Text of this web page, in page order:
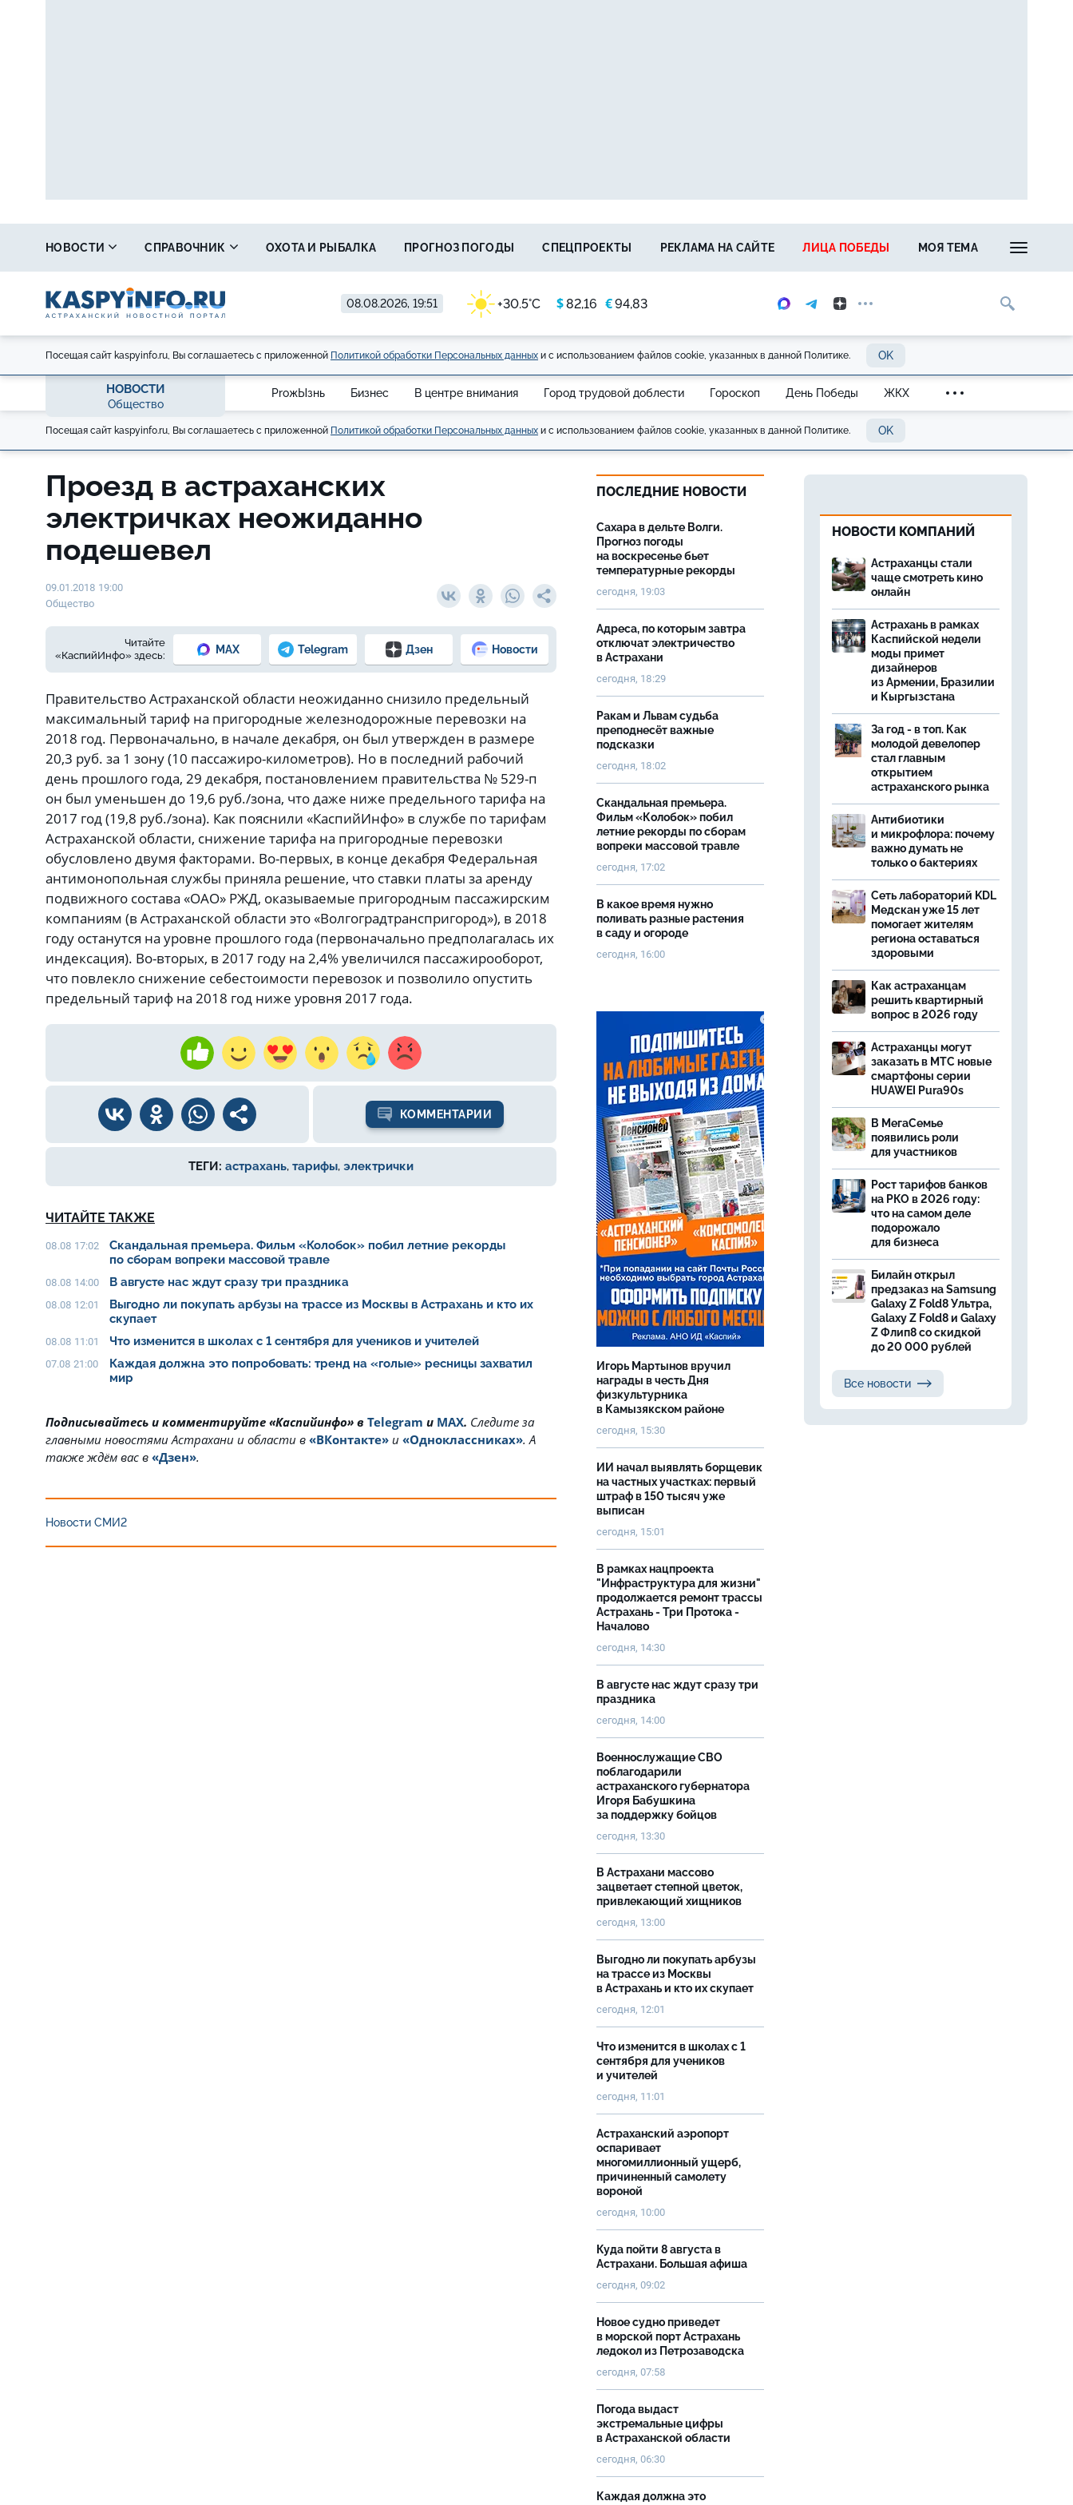
08.08.2026, 19:51 +30.5°C $82,16 €94,83
НОВОСТИ СПРАВОЧНИК ОХОТА И РЫБАЛКА ПРОГНОЗ ПОГОДЫ СПЕЦПРОЕКТЫ РЕКЛАМА НА САЙТЕ ЛИЦА ПОБЕДЫ МОЯ ТЕМА
Посещая сайт kaspyinfo.ru, Вы соглашаетесь с приложенной Политикой обработки Персональных данных и с использованием файлов cookie, указанных в данной Политике. OK
НОВОСТИ
Общество
ProжЫзнь Бизнес В центре внимания Город трудовой доблести Гороскоп День Победы ЖКХ
Посещая сайт kaspyinfo.ru, Вы соглашаетесь с приложенной Политикой обработки Персональных данных и с использованием файлов cookie, указанных в данной Политике. OK
Проезд в астраханских
электричках неожиданно
подешевел
09.01.2018 19:00
Общество
Читайте
«КаспийИнфо» здесь:
MAX Telegram Дзен Новости
Правительство Астраханской области неожиданно снизило предельный
максимальный тариф на пригородные железнодорожные перевозки на
2018 год. Первоначально, в начале декабря, он был утвержден в размере
20,3 руб. за 1 зону (10 пассажиро-километров). Но в последний рабочий
день прошлого года, 29 декабря, постановлением правительства № 529-п
он был уменьшен до 19,6 руб./зона, что даже ниже предельного тарифа на
2017 год (19,8 руб./зона). Как пояснили «КаспийИнфо» в службе по тарифам
Астраханской области, снижение тарифа на пригородные перевозки
обусловлено двумя факторами. Во-первых, в конце декабря Федеральная
антимонопольная службы приняла решение, что ставки платы за аренду
подвижного состава «ОАО» РЖД, оказываемые пригородным пассажирским
компаниям (в Астраханской области это «Волгоградтранспригород»), в 2018
году останутся на уровне прошлого года (первоначально предполагалась их
индексация). Во-вторых, в 2017 году на 2,4% увеличился пассажирооборот,
что повлекло снижение себестоимости перевозок и позволило опустить
предельный тариф на 2018 год ниже уровня 2017 года.
КОММЕНТАРИИ
ТЕГИ: астрахань, тарифы, электрички
ЧИТАЙТЕ ТАКЖЕ
08.08 17:02
Скандальная премьера. Фильм «Колобок» побил летние рекорды
по сборам вопреки массовой травле
08.08 14:00 В августе нас ждут сразу три праздника
08.08 12:01
Выгодно ли покупать арбузы на трассе из Москвы в Астрахань и кто их
скупает
08.08 11:01 Что изменится в школах с 1 сентября для учеников и учителей
07.08 21:00
Каждая должна это попробовать: тренд на «голые» ресницы захватил
мир
Подписывайтесь и комментируйте «Каспийинфо» в Telegram и MAX. Cледите за
главными новостями Астрахани и области в «ВКонтакте» и «Одноклассниках». А
также ждём вас в «Дзен».
Новости СМИ2
ПОСЛЕДНИЕ НОВОСТИ
Сахара в дельте Волги.
Прогноз погоды
на воскресенье бьет
температурные рекорды
сегодня, 19:03
Адреса, по которым завтра
отключат электричество
в Астрахани
сегодня, 18:29
Ракам и Львам судьба
преподнесёт важные
подсказки
сегодня, 18:02
Скандальная премьера.
Фильм «Колобок» побил
летние рекорды по сборам
вопреки массовой травле
сегодня, 17:02
В какое время нужно
поливать разные растения
в саду и огороде
сегодня, 16:00
Игорь Мартынов вручил
награды в честь Дня
физкультурника
в Камызякском районе
сегодня, 15:30
ИИ начал выявлять борщевик
на частных участках: первый
штраф в 150 тысяч уже
выписан
сегодня, 15:01
В рамках нацпроекта
"Инфраструктура для жизни"
продолжается ремонт трассы
Астрахань - Три Протока -
Началово
сегодня, 14:30
В августе нас ждут сразу три
праздника
сегодня, 14:00
Военнослужащие СВО
поблагодарили
астраханского губернатора
Игоря Бабушкина
за поддержку бойцов
сегодня, 13:30
В Астрахани массово
зацветает степной цветок,
привлекающий хищников
сегодня, 13:00
Выгодно ли покупать арбузы
на трассе из Москвы
в Астрахань и кто их скупает
сегодня, 12:01
Что изменится в школах с 1
сентября для учеников
и учителей
сегодня, 11:01
Астраханский аэропорт
оспаривает
многомиллионный ущерб,
причиненный самолету
вороной
сегодня, 10:00
Куда пойти 8 августа в
Астрахани. Большая афиша
сегодня, 09:02
Новое судно приведет
в морской порт Астрахань
ледокол из Петрозаводска
сегодня, 07:58
Погода выдаст
экстремальные цифры
в Астраханской области
сегодня, 06:30
Каждая должна это
НОВОСТИ КОМПАНИЙ
Астраханцы стали
чаще смотреть кино
онлайн
Астрахань в рамках
Каспийской недели
моды примет
дизайнеров
из Армении, Бразилии
и Кыргызстана
За год - в топ. Как
молодой девелопер
стал главным
открытием
астраханского рынка
Антибиотики
и микрофлора: почему
важно думать не
только о бактериях
Сеть лабораторий KDL
Медскан уже 15 лет
помогает жителям
региона оставаться
здоровыми
Как астраханцам
решить квартирный
вопрос в 2026 году
Астраханцы могут
заказать в МТС новые
смартфоны серии
HUAWEI Pura90s
В МегаСемье
появились роли
для участников
Рост тарифов банков
на РКО в 2026 году:
что на самом деле
подорожало
для бизнеса
Билайн открыл
предзаказ на Samsung
Galaxy Z Fold8 Ультра,
Galaxy Z Fold8 и Galaxy
Z Флип8 со скидкой
до 20 000 рублей
Все новости